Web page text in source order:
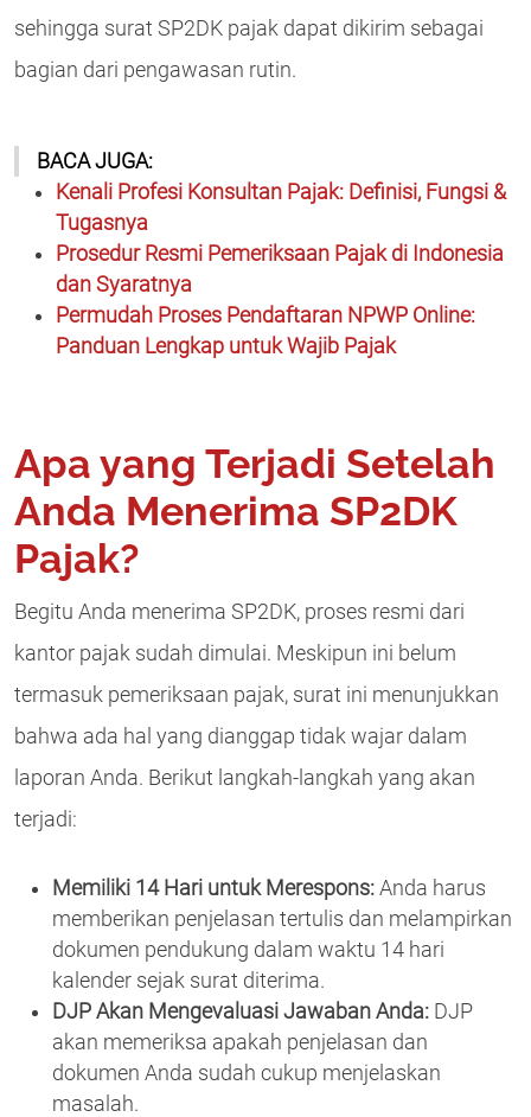
sehingga surat SP2DK pajak dapat dikirim sebagai
bagian dari pengawasan rutin.
BACA JUGA:
Kenali Profesi Konsultan Pajak: Definisi, Fungsi &
Tugasnya
Prosedur Resmi Pemeriksaan Pajak di Indonesia
dan Syaratnya
Permudah Proses Pendaftaran NPWP Online:
Panduan Lengkap untuk Wajib Pajak
Apa yang Terjadi Setelah
Anda Menerima SP2DK
Pajak?
Begitu Anda menerima SP2DK, proses resmi dari
kantor pajak sudah dimulai. Meskipun ini belum
termasuk pemeriksaan pajak, surat ini menunjukkan
bahwa ada hal yang dianggap tidak wajar dalam
laporan Anda. Berikut langkah-langkah yang akan
terjadi:
Memiliki 14 Hari untuk Merespons: Anda harus
memberikan penjelasan tertulis dan melampirkan
dokumen pendukung dalam waktu 14 hari
kalender sejak surat diterima.
DJP Akan Mengevaluasi Jawaban Anda: DJP
akan memeriksa apakah penjelasan dan
dokumen Anda sudah cukup menjelaskan
masalah.